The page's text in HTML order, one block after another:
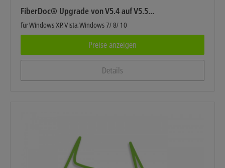
FiberDoc® Upgrade von V5.4 auf V5.5...
für Windows XP, Vista, Windows 7/ 8/ 10
Preise anzeigen
Details